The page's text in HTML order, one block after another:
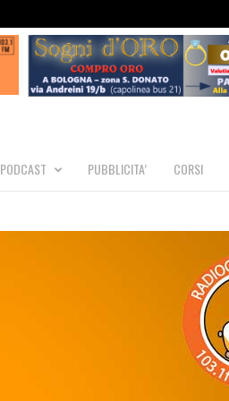
PODCAST PUBBLICITA’ CORSI